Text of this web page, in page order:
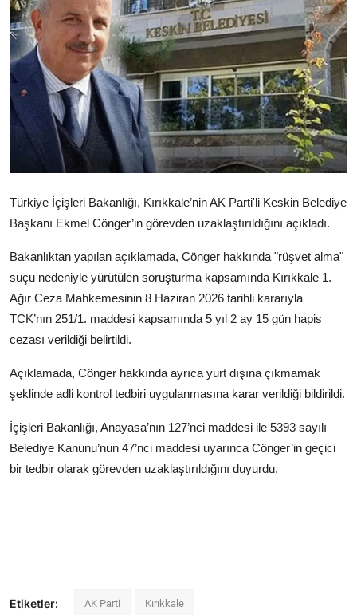
Video
Yazarlar
Arşiv
İletişim
Türkçe Kurdi
Türkiye İçişleri Bakanlığı, Kırıkkale’nin AK Parti'li Keskin Belediye
Başkanı Ekmel Cönger’in görevden uzaklaştırıldığını açıkladı.
Bakanlıktan yapılan açıklamada, Cönger hakkında "rüşvet alma"
suçu nedeniyle yürütülen soruşturma kapsamında Kırıkkale 1.
Ağır Ceza Mahkemesinin 8 Haziran 2026 tarihli kararıyla
TCK’nın 251/1. maddesi kapsamında 5 yıl 2 ay 15 gün hapis
cezası verildiği belirtildi.
Açıklamada, Cönger hakkında ayrıca yurt dışına çıkmamak
şeklinde adli kontrol tedbiri uygulanmasına karar verildiği bildirildi.
İçişleri Bakanlığı, Anayasa’nın 127’nci maddesi ile 5393 sayılı
Belediye Kanunu’nun 47’nci maddesi uyarınca Cönger’in geçici
bir tedbir olarak görevden uzaklaştırıldığını duyurdu.
Etiketler: AK Parti Kırıkkale